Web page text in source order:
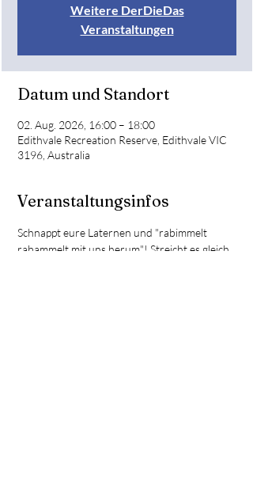
Weitere DerDieDas
Veranstaltungen
Datum und Standort
02. Aug. 2026, 16:00 – 18:00
Edithvale Recreation Reserve, Edithvale VIC
3196, Australia
Veranstaltungsinfos
Schnappt eure Laternen und "rabimmelt
rabammelt mit uns herum"! Streicht es gleich